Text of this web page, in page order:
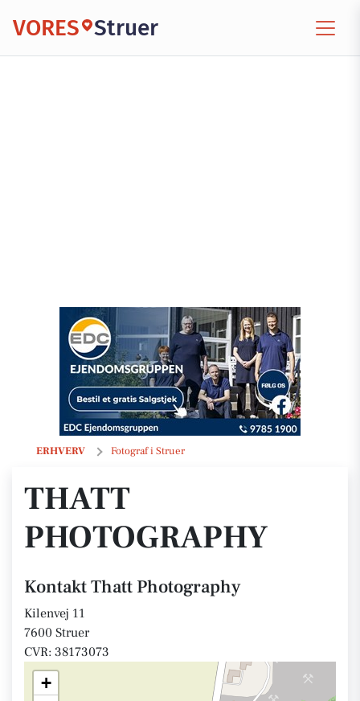
VORES Struer
ERHVERV Fotograf i Struer
Thatt Photography
THATT
PHOTOGRAPHY
Kontakt Thatt Photography
Kilenvej 11
7600 Struer
CVR: 38173073
+